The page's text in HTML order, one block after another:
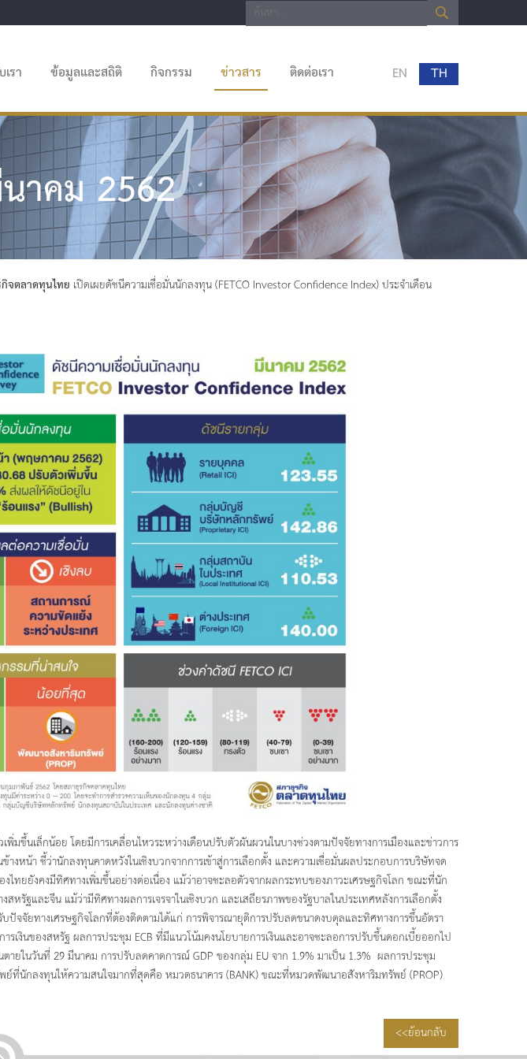
รา ข้อมูลและสถิติ กิจกรรม ข่าวสาร ติดต่อเรา EN TH
าคม 2562
จตลาดทุนไทย เปิดเผยดัชนีความเชื่อมั่นนักลงทุน (FETCO Investor Confidence Index) ประจำเดือน
ขึ้นเล็กน้อย โดยมีการเคลื่อนไหวระหว่างเดือนปรับตัวผันผวนในบางช่วงตามปัจจัยทางการเมืองและข่าวการ
งหน้า ชี้ว่านักลงทุนคาดหวังในเชิงบวกจากการเข้าสู่การเลือกตั้ง และความเชื่อมั่นผลประกอบการบริษัทจด
ไทยยังคงมีทิศทางเพิ่มขึ้นอย่างต่อเนื่อง แม้ว่าอาจชะลอตัวจากผลกระทบของภาวะเศรษฐกิจโลก ขณะที่นัก
สหรัฐและจีน แม้ว่ามีทิศทางผลการเจรจาในเชิงบวก และเสถียรภาพของรัฐบาลในประเทศหลังการเลือกตั้ง
จจัยทางเศรษฐกิจโลกที่ต้องติดตามได้แก่ การพิจารณายุติการปรับลดขนาดงบดุลและทิศทางการขึ้นอัตรา
รเงินของสหรัฐ ผลการประชุม ECB ที่มีแนวโน้มคงนโยบายการเงินและอาจชะลอการปรับขึ้นดอกเบี้ยออกไป
ายในวันที่ 29 มีนาคม การปรับลดคาดการณ์ GDP ของกลุ่ม EU จาก 1.9% มาเป็น 1.3% ผลการประชุม
ที่นักลงทุนให้ความสนใจมากที่สุดคือ หมวดธนาคาร (BANK) ขณะที่หมวดพัฒนาอสังหาริมทรัพย์ (PROP)
<<ย้อนกลับ